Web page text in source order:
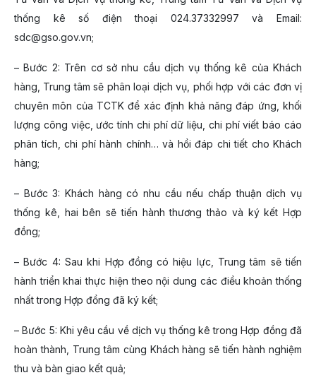
thống kê số điện thoại 024.37332997 và Email:
sdc@gso.gov.vn;
– Bước 2: Trên cơ sở nhu cầu dịch vụ thống kê của Khách
hàng, Trung tâm sẽ phân loại dịch vụ, phối hợp với các đơn vị
chuyên môn của TCTK để xác định khả năng đáp ứng, khối
lượng công việc, ước tính chi phí dữ liệu, chi phí viết báo cáo
phân tích, chi phí hành chính… và hồi đáp chi tiết cho Khách
hàng;
– Bước 3: Khách hàng có nhu cầu nếu chấp thuận dịch vụ
thống kê, hai bên sẽ tiến hành thương thảo và ký kết Hợp
đồng;
– Bước 4: Sau khi Hợp đồng có hiệu lực, Trung tâm sẽ tiến
hành triển khai thực hiện theo nội dung các điều khoản thống
nhất trong Hợp đồng đã ký kết;
– Bước 5: Khi yêu cầu về dịch vụ thống kê trong Hợp đồng đã
hoàn thành, Trung tâm cùng Khách hàng sẽ tiến hành nghiệm
thu và bàn giao kết quả;